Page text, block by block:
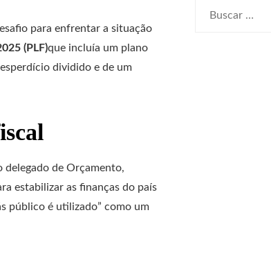
para enfrentar a situação
(PLF)que incluía um plano
dividido e de um
de Orçamento,
estabilizar as finanças do país
público é utilizado” como um